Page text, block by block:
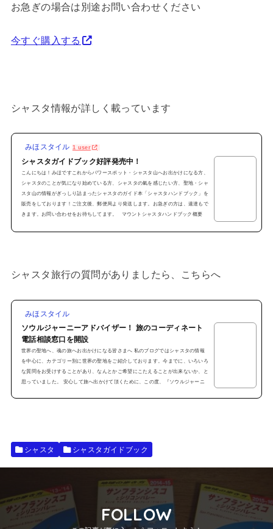
お急ぎの場合は別途お問い合わせください
今すぐ購入する
シャスタ情報が詳しく載っています
みほスタイル 1 user
シャスタガイドブック好評発売中！
こんにちは！みほですこれからパワースポット・シャスタ山へお出かけになる方、
シャスタのことが気になり始めている方、シャスタの氣を感じたい方、聖地・シャ
スタ山の情報がぎっしり詰まったシャスタのガイド本「シャスタハンドブック」を
販売をしております！ご注文後、郵便局より発送します。お急ぎの方は、速達もで
きます。お問い合わせをお待ちしてます。 マウントシャスタハンドブック概要
シャスタ旅行の質問がありましたら、こちらへ
みほスタイル
ソウルジャーニーアドバイザー！ 旅のコーディネート
電話相談窓口を開設
世界の聖地へ、魂の旅へお出かけになる皆さまへ 私のブログではシャスタの情報
を中心に、カテゴリー別に世界の聖地をご紹介しております。今までに、いろいろ
な質問をお受けすることがあり、なんとかご希望にこたえることが出来ないか、と
思っていました。 安心して旅へ出かけて頂くために、この度、『ソウルジャーニ
シャスタ シャスタガイドブック
FOLLOW